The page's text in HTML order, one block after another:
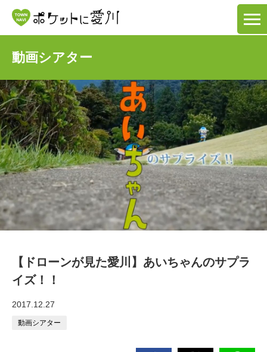
動画シアター
【ドローンが見た愛川】あいちゃんのサプラ
イズ！！
2017.12.27
動画シアター